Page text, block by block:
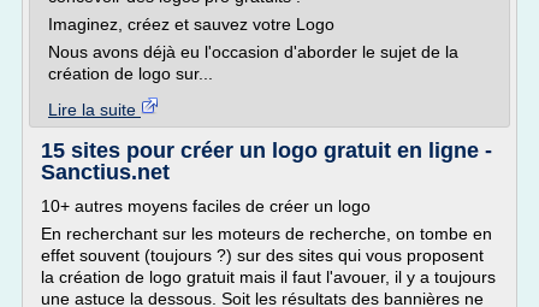
Imaginez, créez et sauvez votre Logo
Nous avons déjà eu l'occasion d'aborder le sujet de la
création de logo sur...
Lire la suite
15 sites pour créer un logo gratuit en ligne -
Sanctius.net
10+ autres moyens faciles de créer un logo
En recherchant sur les moteurs de recherche, on tombe en
effet souvent (toujours ?) sur des sites qui vous proposent
la création de logo gratuit mais il faut l'avouer, il y a toujours
une astuce la dessous. Soit les résultats des bannières ne